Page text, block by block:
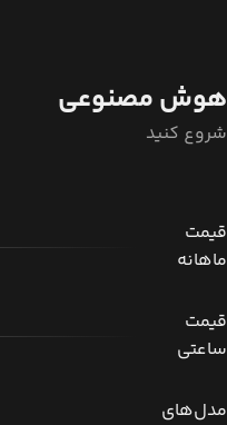
هوش مصنوعی
شروع کنید
قیمت
ماهانه
قیمت
ساعتی
مدل‌های